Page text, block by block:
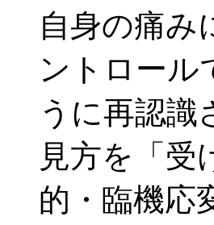
自身の痛み
ントロール
うに再認識
見方を「受
的・臨機応